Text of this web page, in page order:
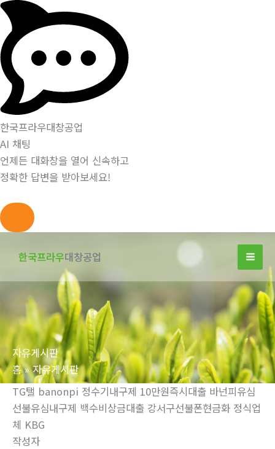
한국프라우대창공업
AI 채팅
언제든 대화창을 열어 신속하고
정확한 답변을 받아보세요!
너
뛰
기
한국프라우대창공업
자유게시판
홈
자유게시판
TG탤 banonpi 정수기내구제 10만원즉시대출 바넌피유심
선불유심내구제 백수비상금대출 강서구선불폰현금화 정식업
체 KBG
작성자